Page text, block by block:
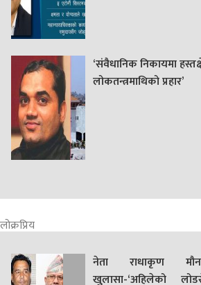
‘संवैधानिक निकायमा
लोकतन्त्रमाथिको प्रहार’
लोक्रप्रिय
नेता राधाकृण
खुलासा-‘अहिलेको